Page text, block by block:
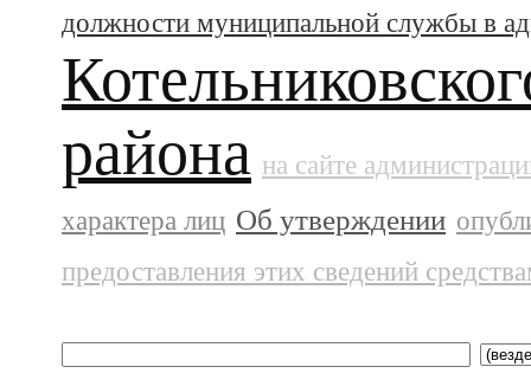
должности муниципальной службы в
района на сайте
характера лиц Об утверждении
предоставления этих сведений